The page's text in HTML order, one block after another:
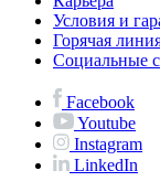
Условия и
Горячая
Социальные
Facebook
Youtube
Instagram
LinkedIn